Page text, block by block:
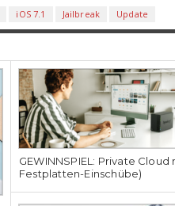
iOS 7.1 Jailbreak Update
GEWINNSPIEL: Private
Festplatten-Einschübe)